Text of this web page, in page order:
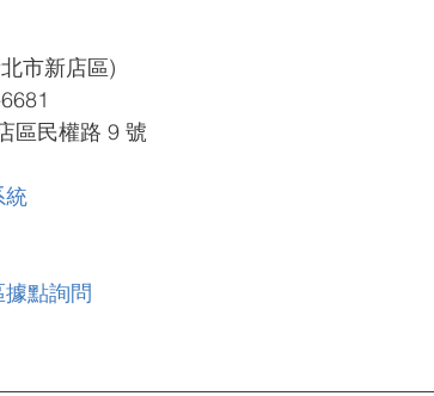
市新店區)
區民權路 9 號
統
點詢問